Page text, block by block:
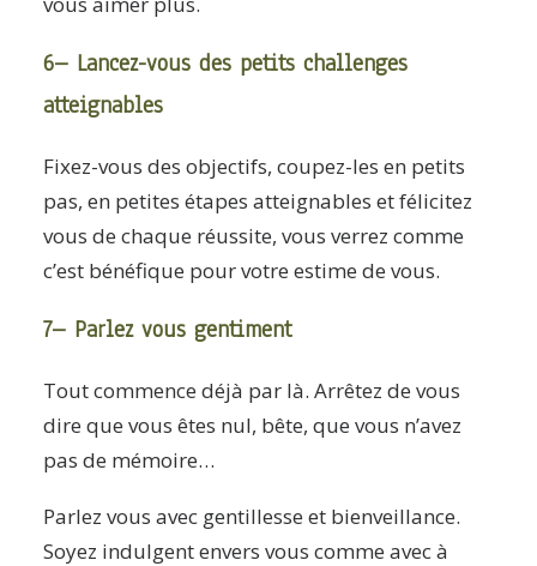
6– Lancez-vous des petits challenges
atteignables
Fixez-vous des objectifs, coupez-les en petits
pas, en petites étapes atteignables et félicitez
vous de chaque réussite, vous verrez comme
c’est bénéfique pour votre estime de vous.
7– Parlez vous gentiment
Tout commence déjà par là. Arrêtez de vous
dire que vous êtes nul, bête, que vous n’avez
pas de mémoire…
Parlez vous avec gentillesse et bienveillance.
Soyez indulgent envers vous comme avec à